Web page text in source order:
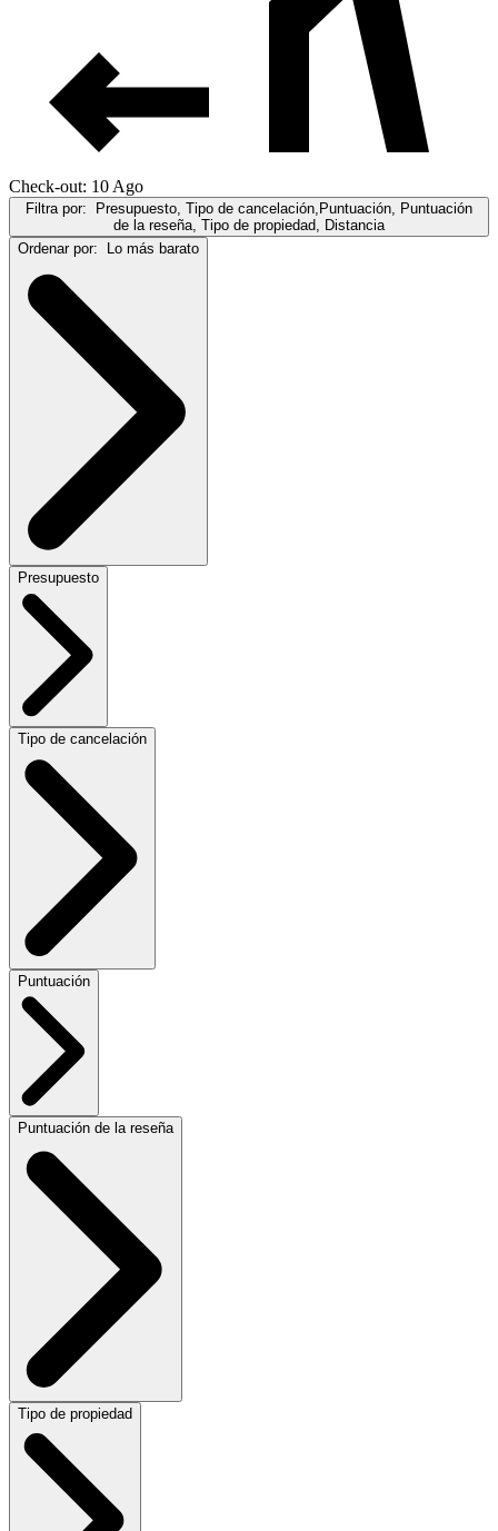
Check-out: 10 Ago
Filtra por:
Presupuesto, Tipo de cancelación,Puntuación, Puntuación
de la reseña, Tipo de propiedad, Distancia
Ordenar por:
Lo más barato
Presupuesto
Tipo de cancelación
Puntuación
Puntuación de la reseña
Tipo de propiedad